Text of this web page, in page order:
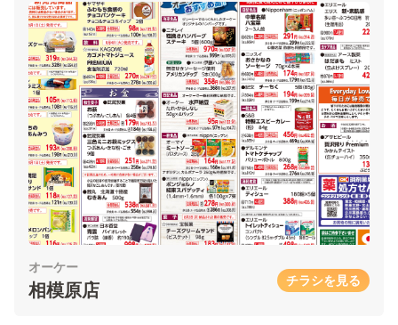
オーケー
相模原店 チラシを見る